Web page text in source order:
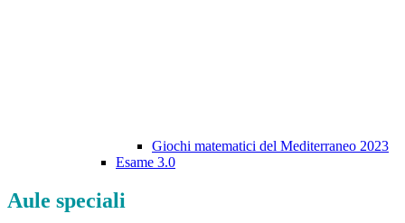
Giochi matematici del Mediterraneo 2023
Esame 3.0
Aule speciali